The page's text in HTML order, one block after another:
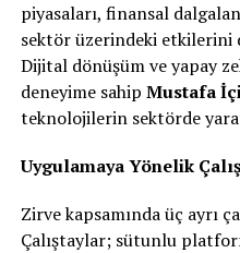
piyasaları, finansal
sektör üzerindeki etkilerini
Dijital dönüşüm ve yapay
deneyime sahip Mustafa
teknolojilerin sektörde
Uygulamaya Yönelik
Zirve kapsamında üç ayrı
Çalıştaylar; sütunlu